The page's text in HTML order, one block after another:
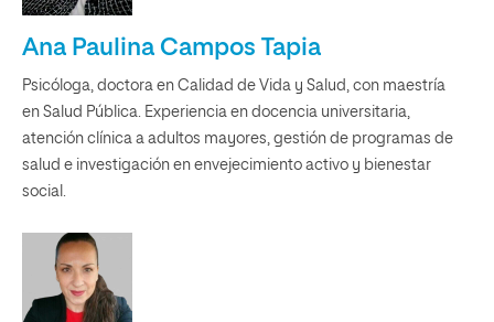
Ana Paulina Campos Tapia
Psicóloga, doctora en Calidad de Vida y Salud, con maestría
en Salud Pública. Experiencia en docencia universitaria,
atención clínica a adultos mayores, gestión de programas de
salud e investigación en envejecimiento activo y bienestar
social.